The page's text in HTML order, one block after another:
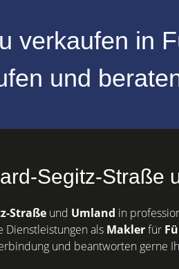
verkaufen in
und
Segitz-Straße
Straße und Umland in
Dienstleistungen als Maklerfür
und beantworten gerne